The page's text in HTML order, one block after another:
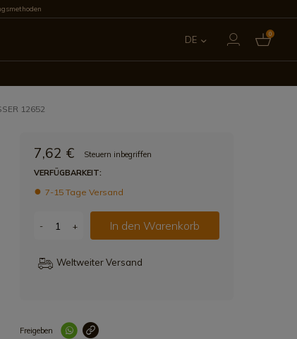
DE 0
12652
7,62 €
Steuern inbegriffen
VERFÜGBARKEIT:
7-15 Tage Versand
- + In den Warenkorb
Weltweiter Versand
Freigeben